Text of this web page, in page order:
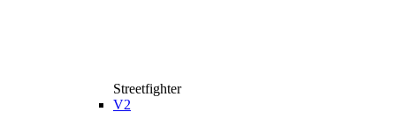
Streetfighter
V2